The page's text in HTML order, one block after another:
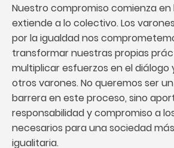
Nuestro compromiso comienza en
extiende a lo colectivo. Los
por la igualdad nos
transformar nuestras propias
multiplicar esfuerzos en el diálogo
otros varones. No queremos ser
barrera en este proceso, sino
responsabilidad y compromiso a
necesarios para una sociedad
igualitaria.